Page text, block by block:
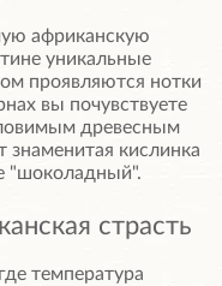
африканскую
уникальные
проявляются нотки
вы почувствуете
древесным
знаменитая кислинка
"шоколадный".
страсть
температура